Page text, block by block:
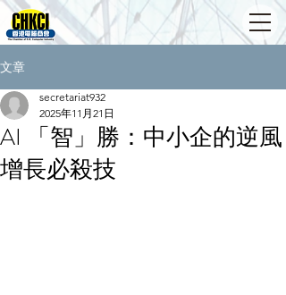
文章
AI 「智」勝：中小企的逆風
增長必殺技
secretariat932
2025年11月21日